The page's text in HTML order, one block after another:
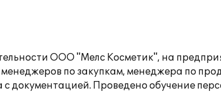
ООО "Мелс Косметик", на
по закупкам, менеджера по
документацией. Проведено обучение